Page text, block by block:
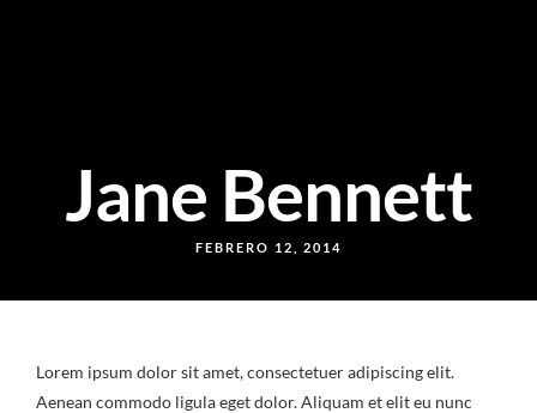
Jane Bennett
FEBRERO 12, 2014
Lorem ipsum dolor sit amet, consectetuer adipiscing elit.
Aenean commodo ligula eget dolor. Aliquam et elit eu nunc